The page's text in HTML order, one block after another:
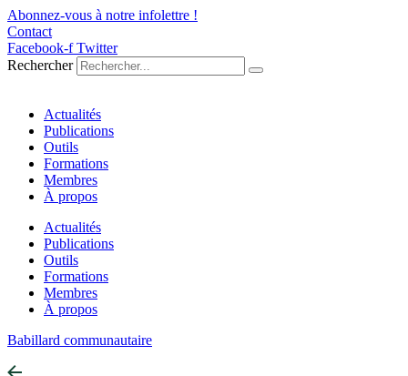
Aller
au
contenu
Abonnez-vous à notre infolettre !
Contact
Facebook-f Twitter
Rechercher
Actualités
Publications
Outils
Formations
Membres
À propos
Actualités
Publications
Outils
Formations
Membres
À propos
Babillard communautaire